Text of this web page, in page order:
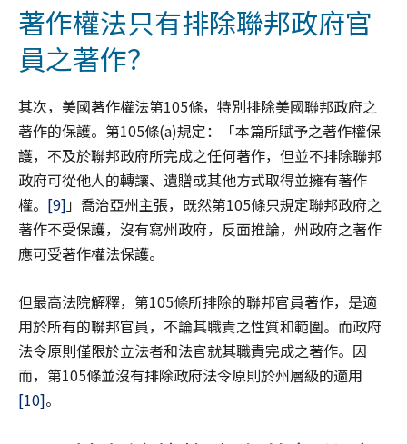
著作權法只有排除聯邦政府官
員之著作？
其次，美國著作權法第105條，特別排除美國聯邦政府之
著作的保護。第105條(a)規定：「本篇所賦予之著作權保
護，不及於聯邦政府所完成之任何著作，但並不排除聯邦
政府可從他人的轉讓、遺贈或其他方式取得並擁有著作
權。 [9] 」喬治亞州主張，既然第105條只規定聯邦政府之
著作不受保護，沒有寫州政府，反面推論，州政府之著作
應可受著作權法保護。
但最高法院解釋，第105條所排除的聯邦官員著作，是適
用於所有的聯邦官員，不論其職責之性質和範圍。而政府
法令原則僅限於立法者和法官就其職責完成之著作。因
而，第105條並沒有排除政府法令原則於州層級的適用
[10]。